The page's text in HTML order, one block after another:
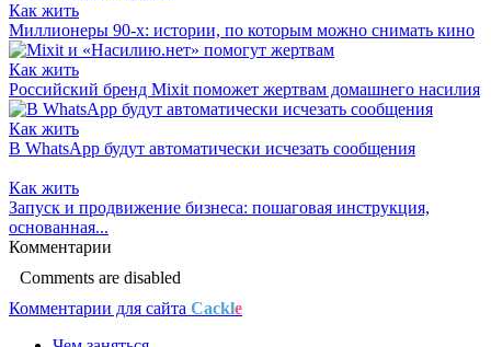
Как жить
Миллионеры 90-х: истории, по которым можно снимать кино
Как жить
Российский бренд Mixit поможет жертвам домашнего насилия
Как жить
В WhatsApp будут автоматически исчезать сообщения
Как жить
Запуск и продвижение бизнеса: пошаговая инструкция,
основанная...
Комментарии
Comments are disabled
Комментарии для сайта Cackle